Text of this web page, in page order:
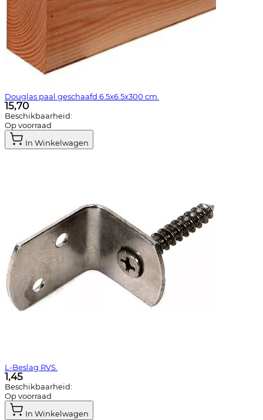
Douglas paal geschaafd 6.5x6.5x300 cm.
15,70
Beschikbaarheid:
Op voorraad
In Winkelwagen
L-Beslag RVS.
1,45
Beschikbaarheid:
Op voorraad
In Winkelwagen